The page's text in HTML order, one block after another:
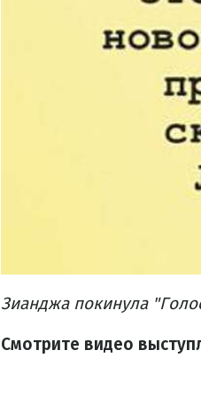
Зианджа покинула
Смотрите видео